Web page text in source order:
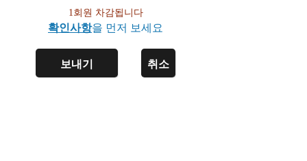
1회원 차감됩니다
확인사항을 먼저 보세요